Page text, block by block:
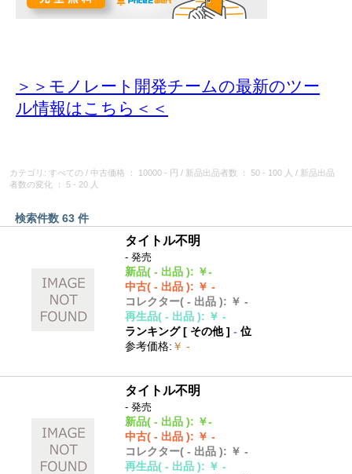
＞＞モノレート開発チームの最新のツー
ル情報はこちら＜＜
カテゴリ: すべての / 中古価格 ： 10000 - 円 / 新品出品者数 ： 50 - 100 人 / 新品出品
者数の変化
： 5 - 20 人
検索件数 63 件
タイトル不明
- 発売
新品( - 出品 ): ￥-
中古( - 出品 ): ￥ -
コレクター( - 出品 ): ￥ -
再生品( - 出品 ): ￥ -
ランキング [ その他]- 位
参考価格: ￥ -
タイトル不明
- 発売
新品( - 出品 ): ￥-
中古( - 出品 ): ￥ -
コレクター( - 出品 ): ￥ -
再生品( - 出品 ): ￥ -